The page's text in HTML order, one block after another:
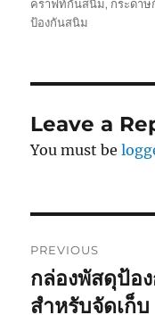
คราฟท์กันสนิม, กระดา
ป้องกันสนิม
Leave a
You must be
navigation
PREVIOUS
Previous
post:
กล่องพัสดุป้อ
สำหรับจัดเก็